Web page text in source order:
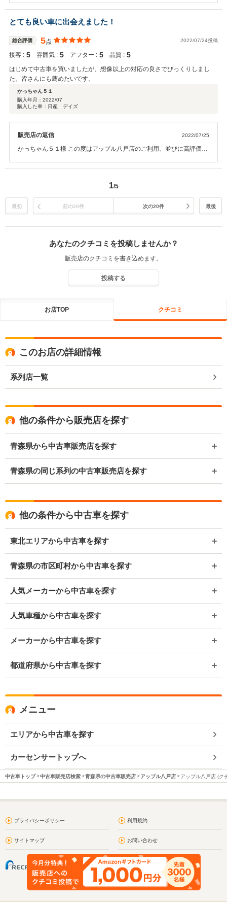
したカーライフをサポートしてまいります。 宜しくお願い申し上げま
す。
とても良い車に出会えました！
総合評価 5点 2022/07/24投稿
接客 : 5 雰囲気 : 5 アフター : 5 品質 : 5
はじめて中古車を買いましたが、想像以上の対応の良さでびっくりしまし
た。皆さんにも薦めたいです。
かっちゃん５１
購入年月： 2022/07
購入した車：日産 デイズ
販売店の返信 2022/07/25
かっちゃん５１様 この度はアップル八戸店のご利用、並びに高評価あ
では接客力で差別化を図れるように常日頃からお客真のニーズに最大
けて何よりでございます。今後もかっちゃん５１様の良いカーライフ
のお手伝いをさせていただければと考えておりますので、どのような
些細なことでも構いませんので気になることがあればお気軽にご相談
下さい。
1/5
最初 前の20件 次の20件 最後
あなたのクチコミを投稿しませんか？
販売店のクチコミを書き込めます。
投稿する
お店TOP クチコミ
このお店の詳細情報
系列店一覧
他の条件から販売店を探す
青森県から中古車販売店を探す
青森県の同じ系列の中古車販売店を探す
他の条件から中古車を探す
東北エリアから中古車を探す
青森県の市区町村から中古車を探す
人気メーカーから中古車を探す
人気車種から中古車を探す
メーカーから中古車を探す
都道府県から中古車を探す
メニュー
エリアから中古車を探す
カーセンサートップへ
中古車トップ 中古車販売店検索 青森県の中古車販売店 アップル八戸店 アップル八戸店 (ク
プライバシーポリシー 利用規約
サイトマップ お問い合わせ